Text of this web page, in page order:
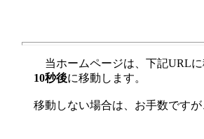
当ホームページは、下記URLに
10秒後に移動します。
移動しない場合は、お手数です